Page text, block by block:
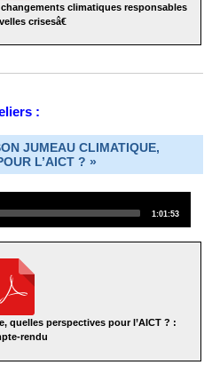
climatiques responsables
crisesâ€
:
JUMEAU CLIMATIQUE,
L’AICT ? »
Player
Total
1:01:53
quelles perspectives pour l’AICT ? :
rendu